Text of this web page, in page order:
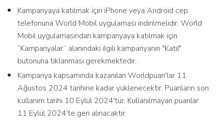
Kampanyaya katılmak için iPhone veya Android cep
telefonuna World Mobil uygulaması indirilmelidir. World
Mobil uygulamasından kampanyaya katılmak için
“Kampanyalar” alanındaki ilgili kampanyanın "Katıl"
butonuna tıklanması gerekmektedir.
Kampanya kapsamında kazanılan Worldpuan'lar 11
Ağustos 2024 tarihine kadar yüklenecektir. Puanların son
kullanım tarihi 10 Eylül 2024'tür. Kullanılmayan puanlar
11 Eylül 2024'te geri alınacaktır.